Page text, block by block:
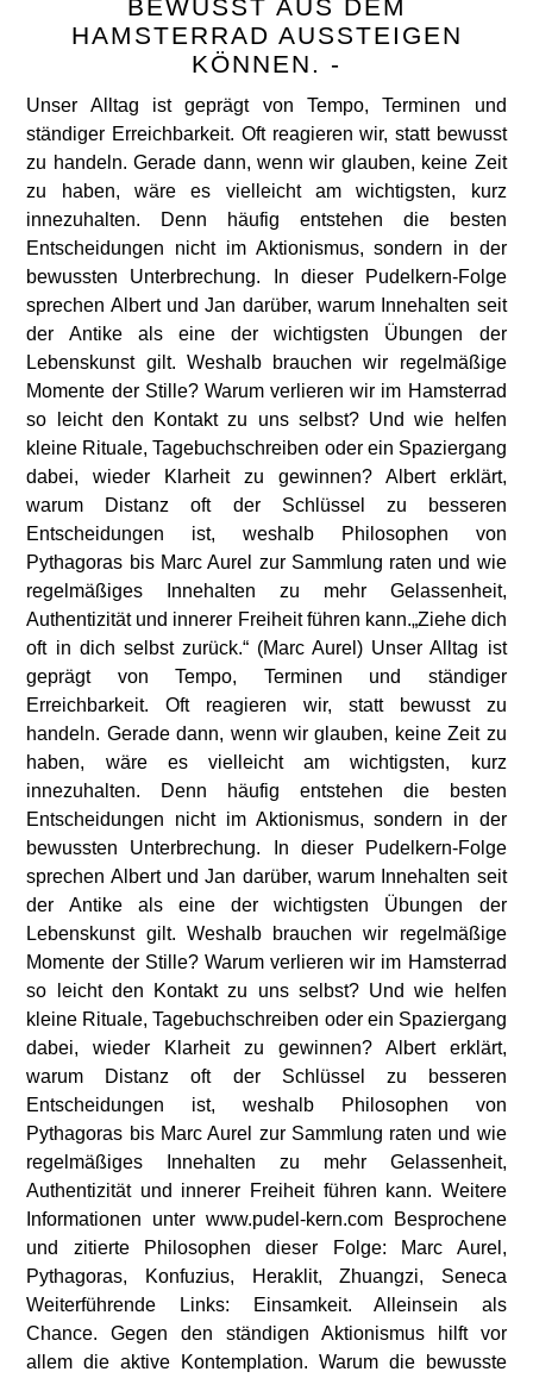
BEWUSST AUS DEM
HAMSTERRAD AUSSTEIGEN
KÖNNEN. -
Unser Alltag ist geprägt von Tempo, Terminen und
ständiger Erreichbarkeit. Oft reagieren wir, statt bewusst
zu handeln. Gerade dann, wenn wir glauben, keine Zeit
zu haben, wäre es vielleicht am wichtigsten, kurz
innezuhalten. Denn häufig entstehen die besten
Entscheidungen nicht im Aktionismus, sondern in der
bewussten Unterbrechung. In dieser Pudelkern-Folge
sprechen Albert und Jan darüber, warum Innehalten seit
der Antike als eine der wichtigsten Übungen der
Lebenskunst gilt. Weshalb brauchen wir regelmäßige
Momente der Stille? Warum verlieren wir im Hamsterrad
so leicht den Kontakt zu uns selbst? Und wie helfen
kleine Rituale, Tagebuchschreiben oder ein Spaziergang
dabei, wieder Klarheit zu gewinnen? Albert erklärt,
warum Distanz oft der Schlüssel zu besseren
Entscheidungen ist, weshalb Philosophen von
Pythagoras bis Marc Aurel zur Sammlung raten und wie
regelmäßiges Innehalten zu mehr Gelassenheit,
Authentizität und innerer Freiheit führen kann.„Ziehe dich
oft in dich selbst zurück.“ (Marc Aurel) Unser Alltag ist
geprägt von Tempo, Terminen und ständiger
Erreichbarkeit. Oft reagieren wir, statt bewusst zu
handeln. Gerade dann, wenn wir glauben, keine Zeit zu
haben, wäre es vielleicht am wichtigsten, kurz
innezuhalten. Denn häufig entstehen die besten
Entscheidungen nicht im Aktionismus, sondern in der
bewussten Unterbrechung. In dieser Pudelkern-Folge
sprechen Albert und Jan darüber, warum Innehalten seit
der Antike als eine der wichtigsten Übungen der
Lebenskunst gilt. Weshalb brauchen wir regelmäßige
Momente der Stille? Warum verlieren wir im Hamsterrad
so leicht den Kontakt zu uns selbst? Und wie helfen
kleine Rituale, Tagebuchschreiben oder ein Spaziergang
dabei, wieder Klarheit zu gewinnen? Albert erklärt,
warum Distanz oft der Schlüssel zu besseren
Entscheidungen ist, weshalb Philosophen von
Pythagoras bis Marc Aurel zur Sammlung raten und wie
regelmäßiges Innehalten zu mehr Gelassenheit,
Authentizität und innerer Freiheit führen kann. Weitere
Informationen unter www.pudel-kern.com Besprochene
und zitierte Philosophen dieser Folge: Marc Aurel,
Pythagoras, Konfuzius, Heraklit, Zhuangzi, Seneca
Weiterführende Links: Einsamkeit. Alleinsein als
Chance. Gegen den ständigen Aktionismus hilft vor
allem die aktive Kontemplation. Warum die bewusste